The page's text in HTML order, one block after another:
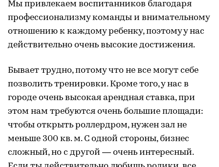
Мы привлекаем воспитанников благодаря
профессионализму команды и внимательному
отношению к каждому ребенку, поэтому у нас
действительно очень высокие достижения.
Бывает трудно, потому что не все могут себе
позволить тренировки. Кроме того, у нас в
городе очень высокая арендная ставка, при
этом нам требуются очень большие площади:
чтобы открыть роллердром, нужен зал не
меньше 300 кв. м. С одной стороны, бизнес
сложный, но с другой — очень интересный.